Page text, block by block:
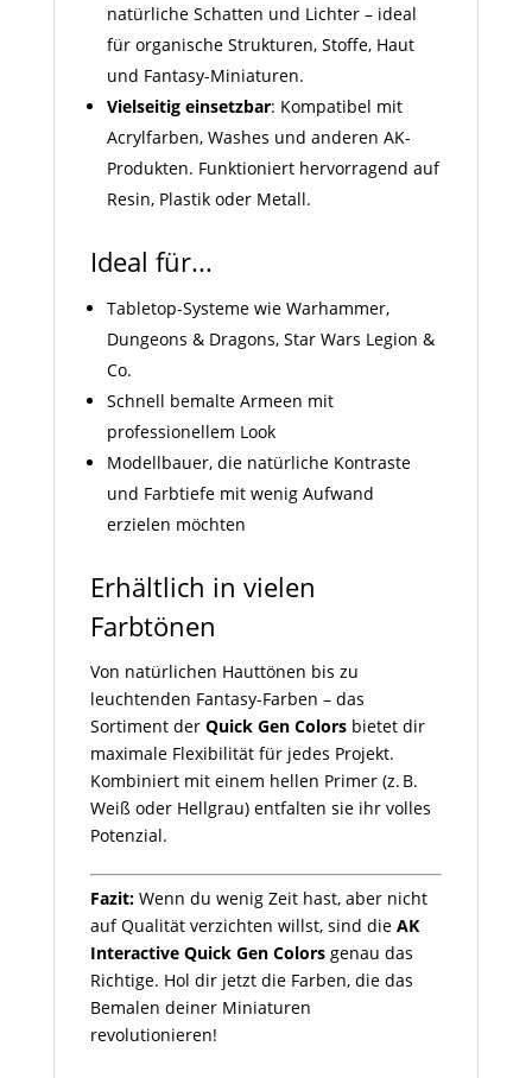
natürliche Schatten und Lichter – ideal
für organische Strukturen, Stoffe, Haut
und Fantasy-Miniaturen.
Vielseitig einsetzbar: Kompatibel mit
Acrylfarben, Washes und anderen AK-
Produkten. Funktioniert hervorragend auf
Resin, Plastik oder Metall.
Ideal für...
Tabletop-Systeme wie Warhammer,
Dungeons & Dragons, Star Wars Legion &
Co.
Schnell bemalte Armeen mit
professionellem Look
Modellbauer, die natürliche Kontraste
und Farbtiefe mit wenig Aufwand
erzielen möchten
Erhältlich in vielen
Farbtönen
Von natürlichen Hauttönen bis zu
leuchtenden Fantasy-Farben – das
Sortiment der Quick Gen Colorsbietet dir
maximale Flexibilität für jedes Projekt.
Kombiniert mit einem hellen Primer (z. B.
Weiß oder Hellgrau) entfalten sie ihr volles
Potenzial.
Fazit:Wenn du wenig Zeit hast, aber nicht
auf Qualität verzichten willst, sind die AK
Interactive Quick Gen Colorsgenau das
Richtige. Hol dir jetzt die Farben, die das
Bemalen deiner Miniaturen
revolutionieren!